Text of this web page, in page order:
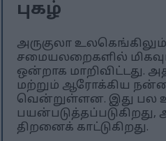
புகழ்
அருகுலா
சமையலறைகளில்
ஒன்றாக மாறிவிட்டது.
மற்றும் ஆரோக்கிய
வென்றுள்ளன. இது பல
திறனைக் காட்டுகிறது.